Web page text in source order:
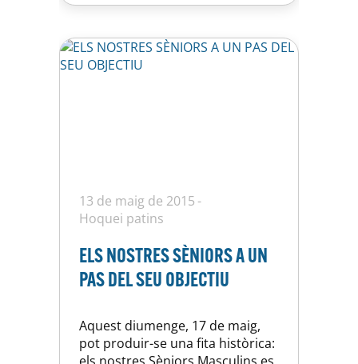
13 de maig de 2015
Hoquei patins
ELS NOSTRES SÈNIORS A UN
PAS DEL SEU OBJECTIU
Aquest diumenge, 17 de maig,
pot produir-se una fita històrica: